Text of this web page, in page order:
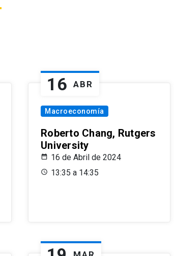
16 ABR
Macroeconomía
Roberto Chang, Rutgers
University
16 de Abril de 2024
13:35 a 14:35